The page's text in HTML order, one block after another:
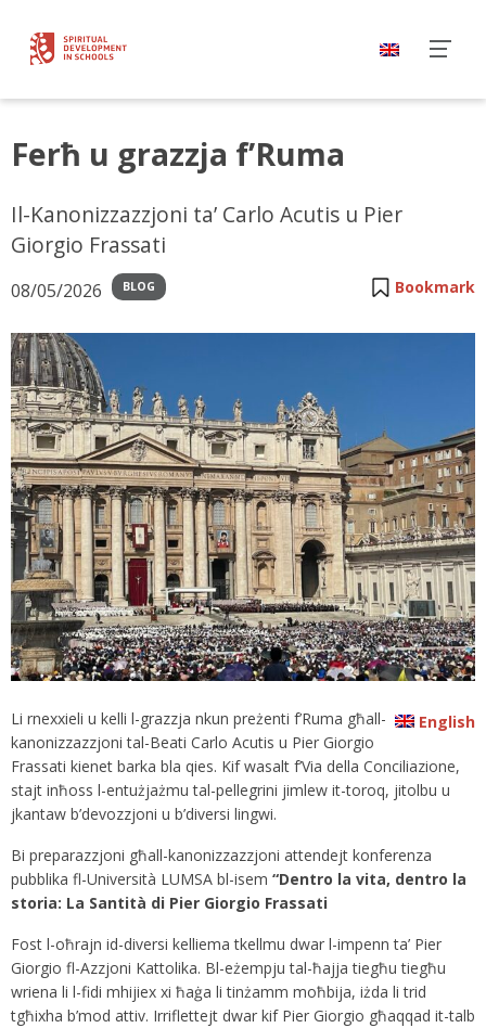
Ferħ u grazzja f’Ruma
Il-Kanonizzazzjoni ta’ Carlo Acutis u Pier
Giorgio Frassati
Bookmark
08/05/2026 BLOG
English
Li rnexxieli u kelli l-grazzja nkun preżenti f’Ruma għall-
kanonizzazzjoni tal-Beati Carlo Acutis u Pier Giorgio
Frassati kienet barka bla qies. Kif wasalt f’Via della Conciliazione,
stajt inħoss l-entużjażmu tal-pellegrini jimlew it-toroq, jitolbu u
jkantaw b’devozzjoni u b’diversi lingwi.
Bi preparazzjoni għall-kanonizzazzjoni attendejt konferenza
pubblika fl-Università LUMSA bl-isem “Dentro la vita, dentro la
storia: La Santità di Pier Giorgio Frassati
Fost l-oħrajn id-diversi kelliema tkellmu dwar l-impenn ta’ Pier
Giorgio fl-Azzjoni Kattolika. Bl-eżempju tal-ħajja tiegħu tiegħu
wriena li l-fidi mhijiex xi ħaġa li tinżamm moħbija, iżda li trid
tgħixha b’mod attiv. Irriflettejt dwar kif Pier Giorgio għaqqad it-talb